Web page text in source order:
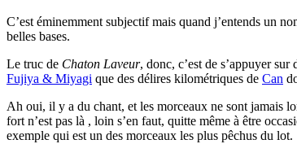
C’est éminemment subjectif mais quand j’entends un
belles bases.
Le truc de Chaton Laveur, donc, c’est de s’appuyer sur
Fujiya & Miyagi que des délires kilométriques de Can
Ah oui, il y a du chant, et les morceaux ne sont jamais
fort n’est pas là , loin s’en faut, quitte même à être
exemple qui est un des morceaux les plus pêchus du lot.